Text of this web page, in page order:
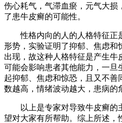
伤心耗气，气滞血瘀，元气大损
了患牛皮癣的可能性。
性格内向的人的人格特征正
形势，实验证明了抑郁、焦虑和
出现，故这种人格特征是产生牛
可能会影响患者其他能力，一旦
起抑郁、焦虑和惊恐，且又不善
数越高，情绪波动越大，患病的
以上是专家对导致牛皮癣的
望对大家有所帮助。综上所述，